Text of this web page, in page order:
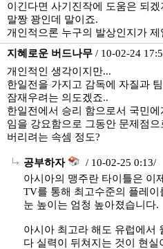
이긴다면 사기진작에 도움은 되
말짱 꽝인데 말이죠.
개인적으론 누구의 발상인지가
지혜로운 버드나무 / 10-02-24
개인적인 생각이지만...
한일전을 가지고 감독에 자질과
잠재우려는 의도겠죠..
한일전에서 승리 함으로서 국민
임을 강요함으로 그동안 문제점
버리려는 속셈 정도?
공부하자
/ 10-02-25 0:13/
아시아의 맹주란 타이틀은 이
TV를 통해 최고수준의 플레이
눈 높이는 엄청 높아졌습니다.
아시아 최고라 해도 유럽에서
다 실력이 뒤쳐지는 것이 현실